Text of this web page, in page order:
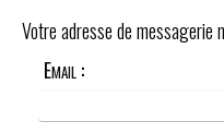
Votre adresse de messagerie
Email :